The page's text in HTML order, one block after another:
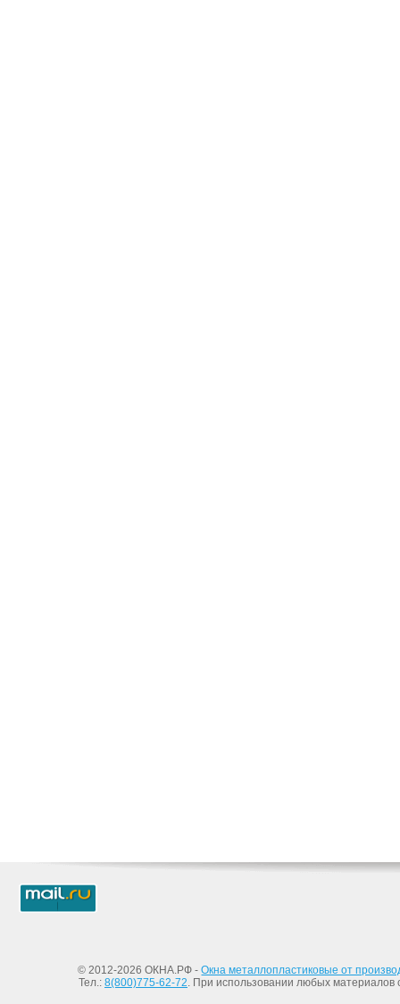
© 2012-2026 ОКНА.РФ -Окна металлопластиковые от
Тел.: 8(800)775-62-72. При использовании любых материалов